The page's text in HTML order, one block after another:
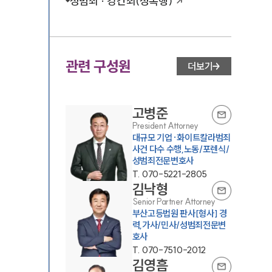
관련 구성원 더보기
고병준
President Attorney
대규모 기업·화이트칼라범죄
사건 다수 수행,노동/포렌식/
성범죄전문변호사
T. 070-5221-2805
김낙형
Senior Partner Attorney
부산고등법원 판사[형사] 경
력,가사/민사/성범죄전문변
호사
T. 070-7510-2012
김영흠